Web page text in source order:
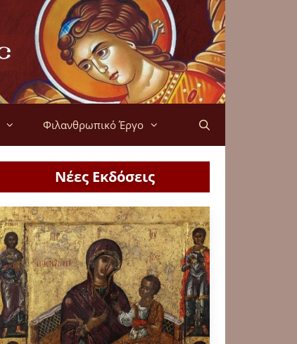
Φιλανθρωπικό Έργο
Νέες Εκδόσεις